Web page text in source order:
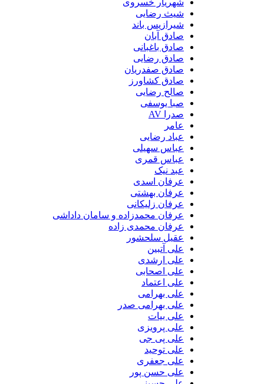
شیث رضایی
شیرازیس باند
صادق آبان
صادق باغبانی
صادق رضایی
صادق صفدریان
صادق کشاورز
صالح رضایی
صبا یوسفی
صدرا AV
عامر
عباد رضایی
عباس سهیلی
عباس قمری
عبد نیک
عرفان اسدی
عرفان بهشتی
عرفان زلیکانی
عرفان محمدزاده و سامان داداشی
عرفان محمدی زاده
عقیل سلحشور
علی آتبین
علی ارشدی
علی اصحابی
علی اعتماد
علی بهرامی
علی بهرامی صدر
علی بیات
علی پرویزی
علی پی جی
علی توحید
علی جعفری
علی حسن پور